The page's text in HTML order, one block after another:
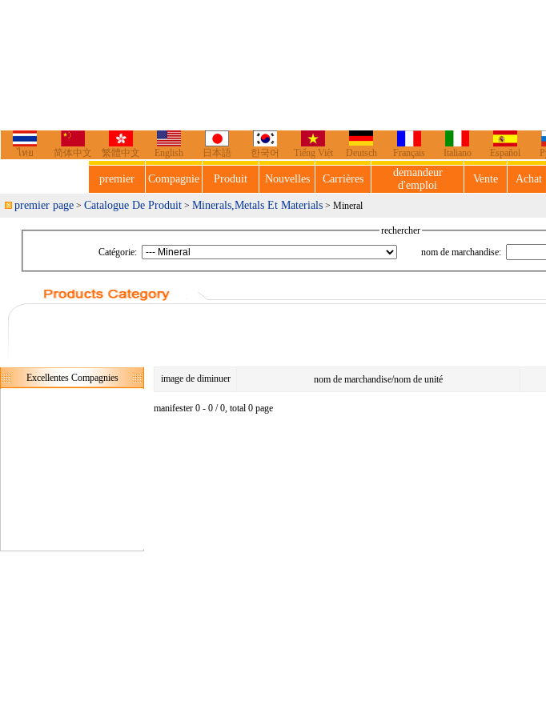
ไทย 简体中文 繁體中文 English 日本語 한국어 Tiếng Việt Deutsch Français Italiano Español
premier Compagnie Produit Nouvelles Carrières
demandeur
d'emploi
Vente Achat
premier page > Catalogue De Produit > Minerals,Metals Et Materials > Mineral
rechercher
Catégorie:
nom de marchandise:
Excellentes Compagnies image de diminuer nom de marchandise/nom de unité
manifester 0 - 0 / 0, total 0 page